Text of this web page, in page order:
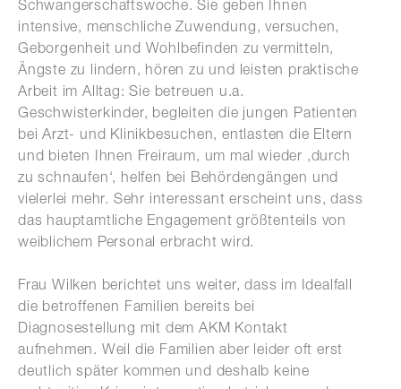
Schwangerschaftswoche. Sie geben Ihnen
intensive, menschliche Zuwendung, versuchen,
Geborgenheit und Wohlbefinden zu vermitteln,
Ängste zu lindern, hören zu und leisten praktische
Arbeit im Alltag: Sie betreuen u.a.
Geschwisterkinder, begleiten die jungen Patienten
bei Arzt- und Klinikbesuchen, entlasten die Eltern
und bieten Ihnen Freiraum, um mal wieder ‚durch
zu schnaufen‘, helfen bei Behördengängen und
vielerlei mehr. Sehr interessant erscheint uns, dass
das hauptamtliche Engagement größtenteils von
weiblichem Personal erbracht wird.
Frau Wilken berichtet uns weiter, dass im Idealfall
die betroffenen Familien bereits bei
Diagnosestellung mit dem AKM Kontakt
aufnehmen. Weil die Familien aber leider oft erst
deutlich später kommen und deshalb keine